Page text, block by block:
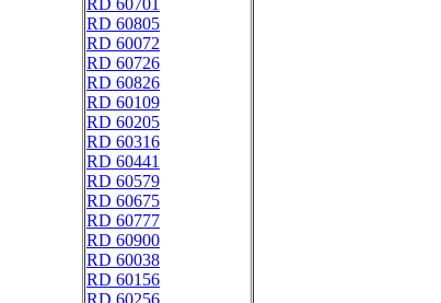
RD 60701
RD 60805
RD 60072
RD 60726
RD 60826
RD 60109
RD 60205
RD 60316
RD 60441
RD 60579
RD 60675
RD 60777
RD 60900
RD 60038
RD 60156
RD 60256